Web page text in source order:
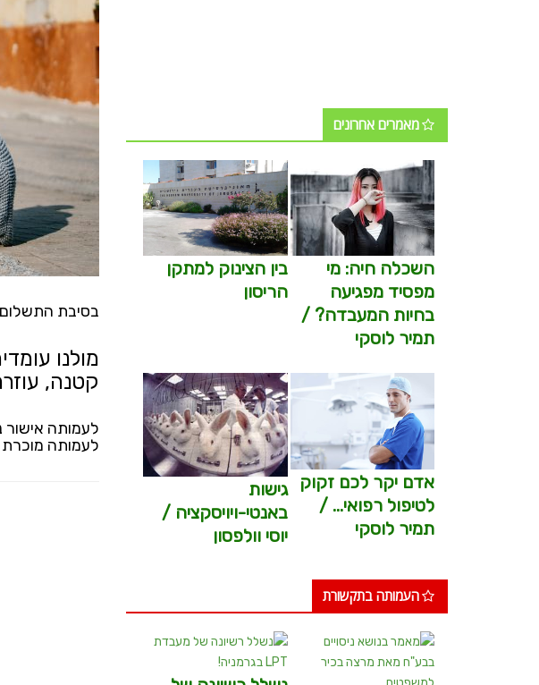
בסיבת
מולנו
קטנה,
לעמותה אישור
לעמותה מוכרת לצורכי
מאמרים אחרונים
השכלה חיה: מי
מפסיד מפגיעה
בחיות המעבדה? /
תמיר לוסקי
בין הצינוק למתקן
הריסון
אדם יקר לכם זקוק
לטיפול רפואי… /
תמיר לוסקי
גישות
באנטי-ויויסקציה /
יוסי וולפסון
העמותה בתקשורת